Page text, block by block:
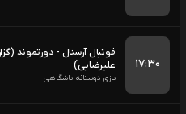
۱۷:۳۰
فوتبال آرسنال - دورتموند
علیرضایی)
بازی دوستانه باشگاهی